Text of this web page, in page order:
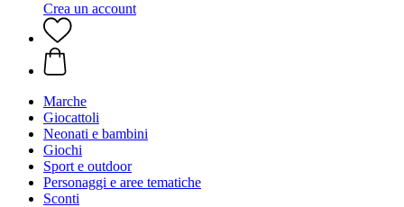
Crea un account
Marche
Giocattoli
Neonati e bambini
Giochi
Sport e outdoor
Personaggi e aree tematiche
Sconti